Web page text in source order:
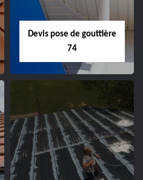
Devis pose de gouttière
74